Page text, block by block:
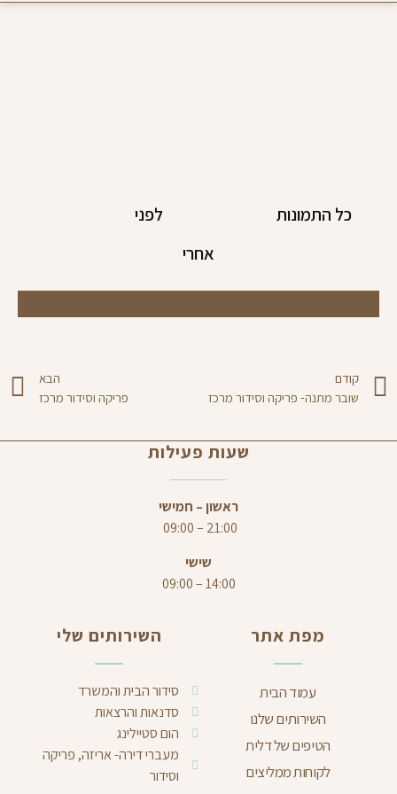
כל התמונות
לפני
אחרי
קודם
שובר מתנה- פריקה וסידור מרכז
הבא
פריקה וסידור מרכז
שעות פעילות
ראשון – חמישי
21:00 – 09:00
שישי
14:00 – 09:00
מפת אתר
עמוד הבית
השירותים שלנו
הטיפים של דלית
לקוחות ממליצים
השירותים שלי
סידור הבית והמשרד
סדנאות והרצאות
הום סטיילינג
מעברי דירה- אריזה, פריקה
וסידור